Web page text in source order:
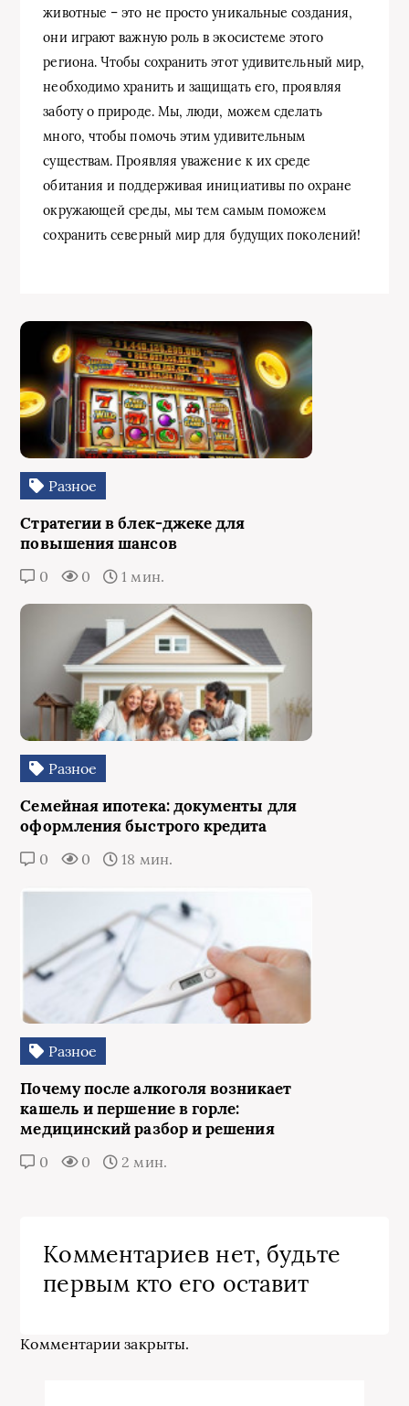
животные – это не просто уникальные создания,
они играют важную роль в экосистеме этого
региона. Чтобы сохранить этот удивительный мир,
необходимо хранить и защищать его, проявляя
заботу о природе. Мы, люди, можем сделать
много, чтобы помочь этим удивительным
существам. Проявляя уважение к их среде
обитания и поддерживая инициативы по охране
окружающей среды, мы тем самым поможем
сохранить северный мир для будущих поколений!
Разное
Стратегии в блек-джеке для
повышения шансов
0 0 1 мин.
Разное
Семейная ипотека: документы для
оформления быстрого кредита
0 0 18 мин.
Разное
Почему после алкоголя возникает
кашель и першение в горле:
медицинский разбор и решения
0 0 2 мин.
Комментариев нет, будьте
первым кто его оставит
Комментарии закрыты.